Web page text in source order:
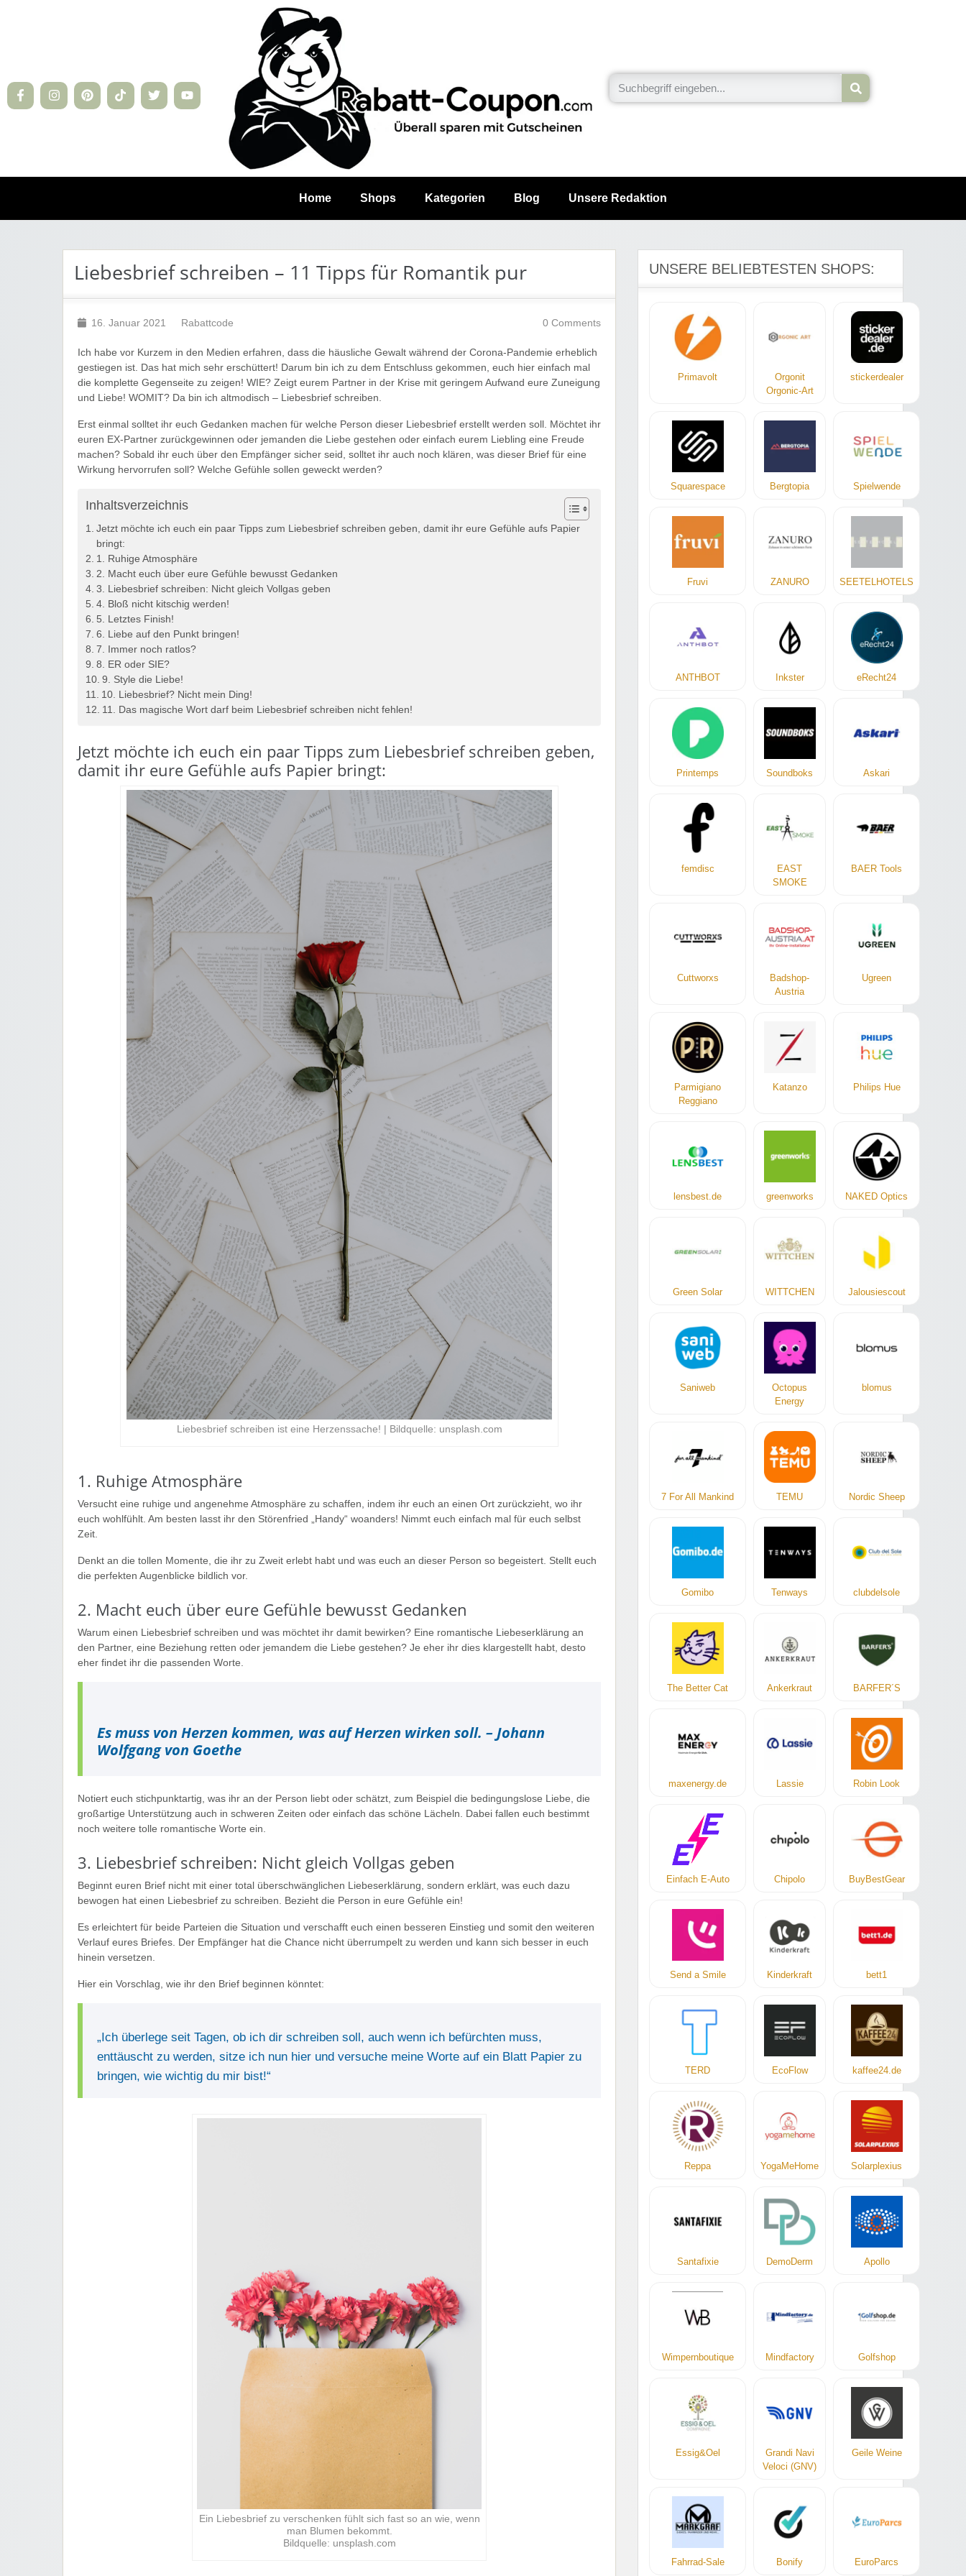
Home Shops Kategorien Blog Unsere Redaktion
Liebesbrief schreiben – 11 Tipps für Romantik pur
16. Januar 2021 Rabattcode 0 Comments
Ich habe vor Kurzem in den Medien erfahren, dass die häusliche Gewalt während der Corona-Pandemie erheblich
gestiegen ist. Das hat mich sehr erschüttert! Darum bin ich zu dem Entschluss gekommen, euch hier einfach mal
die komplette Gegenseite zu zeigen! WIE? Zeigt eurem Partner in der Krise mit geringem Aufwand eure Zuneigung
und Liebe! WOMIT? Da bin ich altmodisch – Liebesbrief schreiben.
Erst einmal solltet ihr euch Gedanken machen für welche Person dieser Liebesbrief erstellt werden soll. Möchtet ihr
euren EX-Partner zurückgewinnen oder jemanden die Liebe gestehen oder einfach eurem Liebling eine Freude
machen? Sobald ihr euch über den Empfänger sicher seid, solltet ihr auch noch klären, was dieser Brief für eine
Wirkung hervorrufen soll? Welche Gefühle sollen geweckt werden?
Inhaltsverzeichnis
Jetzt möchte ich euch ein paar Tipps zum Liebesbrief schreiben geben, damit ihr eure Gefühle aufs Papier
bringt:
1. Ruhige Atmosphäre
2. Macht euch über eure Gefühle bewusst Gedanken
3. Liebesbrief schreiben: Nicht gleich Vollgas geben
4. Bloß nicht kitschig werden!
5. Letztes Finish!
6. Liebe auf den Punkt bringen!
7. Immer noch ratlos?
8. ER oder SIE?
9. Style die Liebe!
10. Liebesbrief? Nicht mein Ding!
11. Das magische Wort darf beim Liebesbrief schreiben nicht fehlen!
Jetzt möchte ich euch ein paar Tipps zum Liebesbrief schreiben geben,
damit ihr eure Gefühle aufs Papier bringt:
Liebesbrief schreiben ist eine Herzenssache! | Bildquelle: unsplash.com
1. Ruhige Atmosphäre
Versucht eine ruhige und angenehme Atmosphäre zu schaffen, indem ihr euch an einen Ort zurückzieht, wo ihr
euch wohlfühlt. Am besten lasst ihr den Störenfried „Handy“ woanders! Nimmt euch einfach mal für euch selbst
Zeit.
Denkt an die tollen Momente, die ihr zu Zweit erlebt habt und was euch an dieser Person so begeistert. Stellt euch
die perfekten Augenblicke bildlich vor.
2. Macht euch über eure Gefühle bewusst Gedanken
Warum einen Liebesbrief schreiben und was möchtet ihr damit bewirken? Eine romantische Liebeserklärung an
den Partner, eine Beziehung retten oder jemandem die Liebe gestehen? Je eher ihr dies klargestellt habt, desto
eher findet ihr die passenden Worte.
Es muss von Herzen kommen, was auf Herzen wirken soll. – Johann
Wolfgang von Goethe
Notiert euch stichpunktartig, was ihr an der Person liebt oder schätzt, zum Beispiel die bedingungslose Liebe, die
großartige Unterstützung auch in schweren Zeiten oder einfach das schöne Lächeln. Dabei fallen euch bestimmt
noch weitere tolle romantische Worte ein.
3. Liebesbrief schreiben: Nicht gleich Vollgas geben
Beginnt euren Brief nicht mit einer total überschwänglichen Liebeserklärung, sondern erklärt, was euch dazu
bewogen hat einen Liebesbrief zu schreiben. Bezieht die Person in eure Gefühle ein!
Es erleichtert für beide Parteien die Situation und verschafft euch einen besseren Einstieg und somit den weiteren
Verlauf eures Briefes. Der Empfänger hat die Chance nicht überrumpelt zu werden und kann sich besser in euch
hinein versetzen.
Hier ein Vorschlag, wie ihr den Brief beginnen könntet:
„Ich überlege seit Tagen, ob ich dir schreiben soll, auch wenn ich befürchten muss,
enttäuscht zu werden, sitze ich nun hier und versuche meine Worte auf ein Blatt Papier zu
bringen, wie wichtig du mir bist!“
Ein Liebesbrief zu verschenken fühlt sich fast so an wie, wenn
man Blumen bekommt.
Bildquelle: unsplash.com
UNSERE BELIEBTESTEN SHOPS:
Primavolt
Orgonit
Orgonic-Art
stickerdealer
Squarespace Bergtopia Spielwende
Fruvi ZANURO SEETELHOTELS
ANTHBOT Inkster eRecht24
Printemps Soundboks Askari
femdisc
EAST
SMOKE
BAER Tools
Cuttworxs
Badshop-
Austria
Ugreen
Parmigiano
Reggiano
Katanzo Philips Hue
lensbest.de greenworks NAKED Optics
Green Solar WITTCHEN Jalousiescout
Saniweb
Octopus
Energy
blomus
7 For All Mankind TEMU Nordic Sheep
Gomibo Tenways clubdelsole
The Better Cat Ankerkraut BARFER´S
maxenergy.de Lassie Robin Look
Einfach E-Auto Chipolo BuyBestGear
Send a Smile Kinderkraft bett1
TERD EcoFlow kaffee24.de
Reppa YogaMeHome Solarplexius
Santafixie DemoDerm Apollo
Wimpernboutique Mindfactory Golfshop
Essig&Oel
Grandi Navi
Veloci (GNV)
Geile Weine
Fahrrad-Sale Bonify EuroParcs